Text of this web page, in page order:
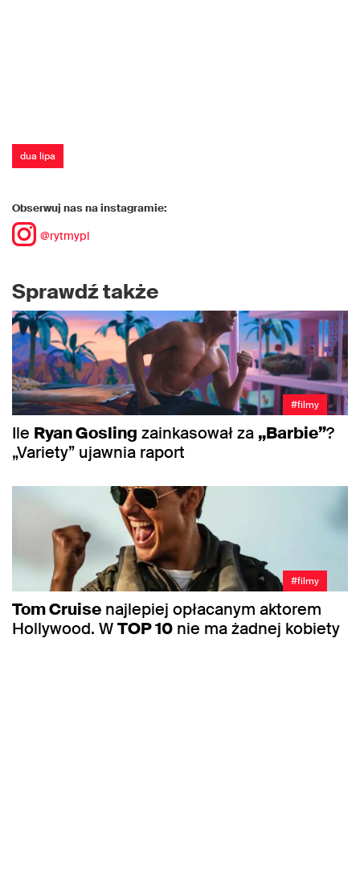
dua lipa
Obserwuj nas na instagramie:
@rytmypl
Sprawdź także
#filmy
Ile Ryan Gosling zainkasował za „Barbie”?
„Variety” ujawnia raport
#filmy
Tom Cruise najlepiej opłacanym aktorem
Hollywood. WTOP 10 nie ma żadnej kobiety